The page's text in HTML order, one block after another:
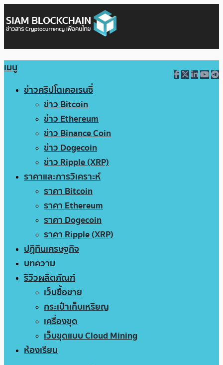
เมนู
ข่าวคริปโตเคอเรนซี่
ข่าว Bitcoin
ข่าว Ethereum
ข่าว Binance Coin
ข่าว Dogecoin
ข่าว Ripple (XRP)
ราคาและการวิเคราะห์
ราคา Bitcoin
ราคา Ethereum
ราคา Dogecoin
ราคา Ripple (XRP)
ปฏิทินเศรษฐกิจ
บทความ
รีวิวผลิตภัณฑ์
เว็บซื้อขาย
กระเป๋าเก็บเหรียญ
เครื่องขุด
เว็บขุดแบบ Cloud Mining
ห้องเรียน